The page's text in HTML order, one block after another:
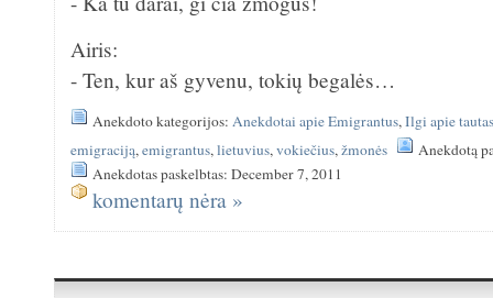
Airis:
- Ten, kur aš gyvenu, tokių begalės…
Anekdoto kategorijos:Anekdotai apie Emigrantus,Ilgi apie
emigraciją,emigrantus,lietuvius,vokiečius,žmonės
Anekdotą
Anekdotas paskelbtas: December 7, 2011
komentarų nėra »